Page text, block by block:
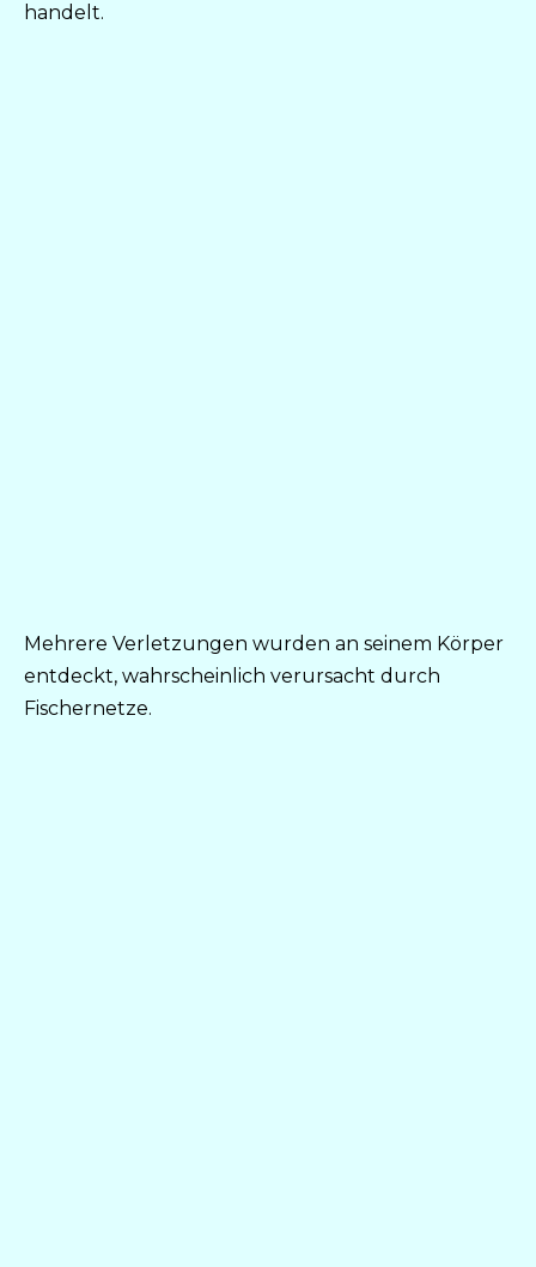
handelt.
Mehrere Verletzungen wurden an seinem Körper
entdeckt, wahrscheinlich verursacht durch
Fischernetze.